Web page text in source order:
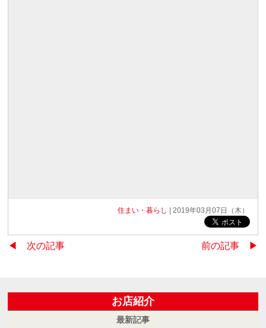
住まい・暮らし | 2019年03月07日（木）
◀︎ 次の記事 前の記事 ▶︎
お店紹介
最新記事